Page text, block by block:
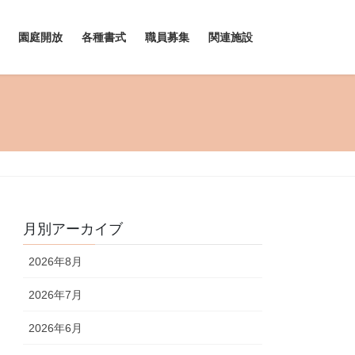
園庭開放 各種書式 職員募集 関連施設
月別アーカイブ
2026年8月
2026年7月
2026年6月